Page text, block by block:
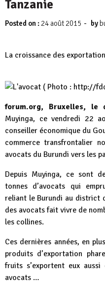
Tanzanie
Posted on : 24 août 2015 - by
La croissance des
forum.org, Bruxelles, le
Muyinga, ce vendredi 22
conseiller économique du
commerce transfrontalier
avocats du Burundi vers les
Depuis Muyinga, ce sont
tonnes d’avocats qui
reliant le Burundi au district
des avocats fait vivre de
les collines.
Ces dernières années, en
produits d’exportation
fruits s’exportent eux
avocats …